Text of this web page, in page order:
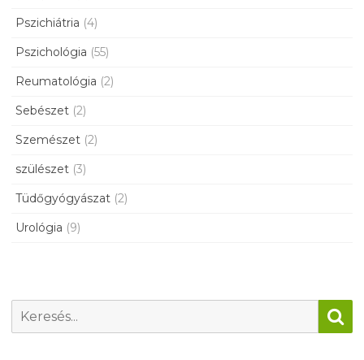
Pszichiátria (4)
Pszichológia (55)
Reumatológia (2)
Sebészet (2)
Szemészet (2)
szülészet (3)
Tüdőgyógyászat (2)
Urológia (9)